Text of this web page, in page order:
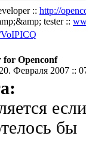
:: http://
tester ::
ICQ
for Openconf
20. Февраля 2007 ::
бы